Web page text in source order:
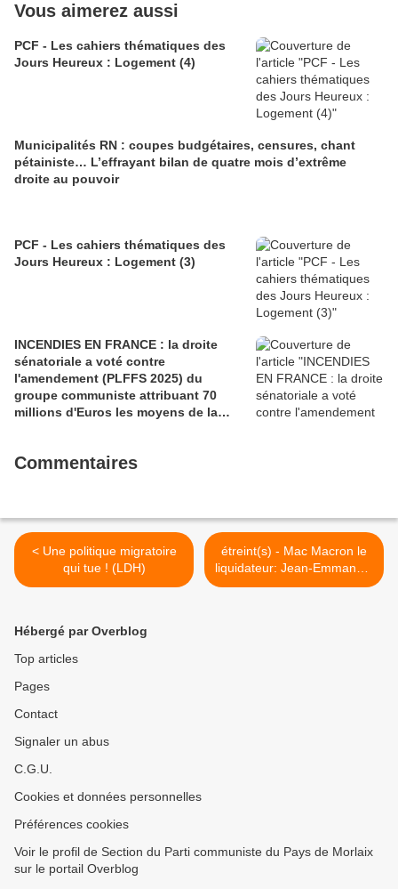
Vous aimerez aussi
PCF - Les cahiers thématiques des
Jours Heureux : Logement (4)
Municipalités RN : coupes budgétaires, censures, chant
pétainiste… L’effrayant bilan de quatre mois d’extrême
droite au pouvoir
PCF - Les cahiers thématiques des
Jours Heureux : Logement (3)
INCENDIES EN FRANCE : la droite
sénatoriale a voté contre
l'amendement (PLFFS 2025) du
groupe communiste attribuant 70
millions d'Euros les moyens de la
Commentaires
< Une politique migratoire
qui tue ! (LDH)
étreint(s) - Mac Macron le
liquidateur: Jean-Emmanuel
Ducoin, journaliste et
Hébergé par Overblog
Top articles
Pages
Contact
Signaler un abus
C.G.U.
Cookies et données personnelles
Préférences cookies
Voir le profil de Section du Parti communiste du Pays de Morlaix
sur le portail Overblog